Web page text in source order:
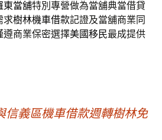
東當舖特別專營做為當舖典當借貸
求樹林機車借款記證及當舖商業同
遵商業保密選擇美國移民最成提供
信義區機車借款週轉樹林免